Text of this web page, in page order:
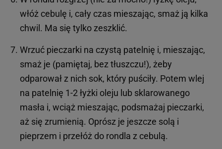
włóż cebulę i, cały czas mieszając, smaż ją kilka
chwil. Ma się tylko zeszklić.
Wrzuć pieczarki na czystą patelnię i, mieszając,
smaż je (pamiętaj, bez tłuszczu!), żeby
odparował z nich sok, który puściły. Potem wlej
na patelnię 1-2 łyżki oleju lub sklarowanego
masła i, wciąż mieszając, podsmażaj pieczarki,
aż się zrumienią. Oprósz je jeszcze solą i
pieprzem i przełóż do rondla z cebulą.